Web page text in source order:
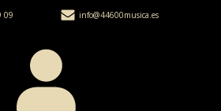
09 info@44600musica.es